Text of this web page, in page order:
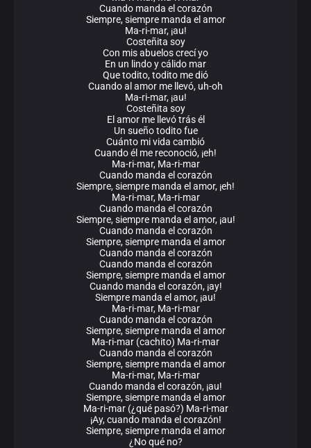
Cuando manda el corazón
Siempre, siempre manda el amor
Ma-ri-mar, ¡au!
Costeñita soy
Con mis abuelos crecí yo
En un lindo y cálido mar
Que todito, todito me dió
Cuando al amor me llevó, uh-oh
Ma-ri-mar, ¡au!
Costeñita soy
El amor me llevó trás él
Un sueño todito fue
Cuánto mi vida cambió
Cuando él me reconoció, ¡eh!
Ma-ri-mar, Ma-ri-mar
Cuando manda el corazón
Siempre, siempre manda el amor, ¡eh!
Ma-ri-mar, Ma-ri-mar
Cuando manda el corazón
Siempre, siempre manda el amor, ¡au!
Cuando manda el corazón
Siempre, siempre manda el amor
Cuando manda el corazón
Cuando manda el corazón
Siempre, siempre manda el amor
Cuando manda el corazón, ¡ay!
Siempre manda el amor, ¡au!
Ma-ri-mar, Ma-ri-mar
Cuando manda el corazón
Siempre, siempre manda el amor
Ma-ri-mar (cachito) Ma-ri-mar
Cuando manda el corazón
Siempre, siempre manda el amor
Ma-ri-mar, Ma-ri-mar
Cuando manda el corazón, ¡au!
Siempre, siempre manda el amor
Ma-ri-mar (¿qué pasó?) Ma-ri-mar
¡Ay, cuando manda el corazón!
Siempre, siempre manda el amor
¿No qué no?